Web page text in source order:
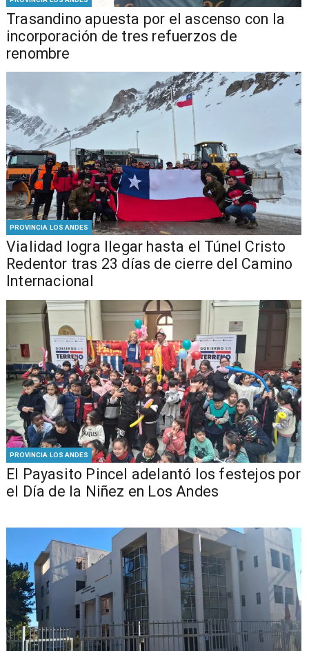
Trasandino apuesta por el ascenso con la
incorporación de tres refuerzos de
renombre
PROVINCIA LOS ANDES
Vialidad logra llegar hasta el Túnel Cristo
Redentor tras 23 días de cierre del Camino
Internacional
PROVINCIA LOS ANDES
El Payasito Pincel adelantó los festejos por
el Día de la Niñez en Los Andes